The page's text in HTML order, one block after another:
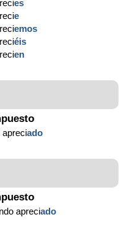
es
e
emos
éis
en
apreciado
apreciado